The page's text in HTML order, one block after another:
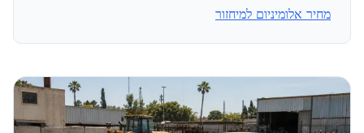
מחיר אלומיניום למיחזור